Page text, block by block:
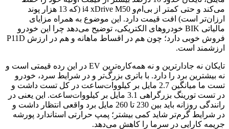
می‌کند و حتی کمتر از بی‌ام‌و i4 xDrive M50 (که 13 هزار پوند
ارزان‌تر است) افت قیمت دارد. این موضوع به همراه مزایای
مالیاتی BIK خودروهای الکتریکی، توضیح می‌دهد چرا این خودرو
فروش خوبی دارد؛ چون هم در اقساط ماهانه و هم در ارزش P11D
ارزشمند است.
تایکان نه جادارترین و نه همه‌کاره‌ترین EV در این رده قیمتی است و
نه بیشترین برد را دارد. با باتری بزرگ‌تر و در شرایط سرد، خودرو
تست ما میانگین 2.7 مایل بر کیلووات‌ساعت در کل تست داشت و
در تست تورینگ بزرگراهی 3.1 مایل بر کیلووات‌ساعت. این یعنی در
رانندگی روزانه باید بین 230 تا 260 مایل برد واقعی انتظار داشت و
در شرایط گرم‌تر شاید کمی بیشتر؛ پمپ حرارتی استاندارد پورشه
جریمه کارایی در سرما را کاهش می‌دهد.